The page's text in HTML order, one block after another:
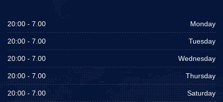
Monday
7.00 - 20:00
Tuesday
7.00 - 20:00
Wednesday
7.00 - 20:00
Thursday
7.00 - 20:00
Saturday
7.00 - 20:00